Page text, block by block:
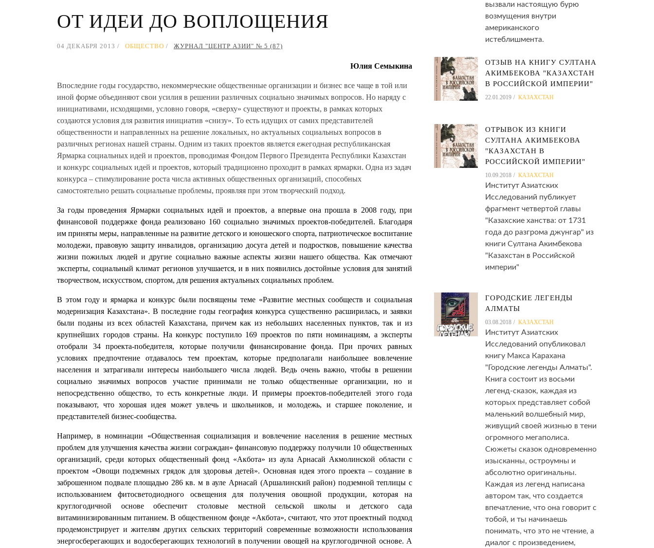
ОТ ИДЕИ ДО ВОПЛОЩЕНИЯ
04 ДЕКАБРЯ 2013 ОБЩЕСТВО ЖУРНАЛ "ЦЕНТР АЗИИ" № 5 (87)
Юлия Семыкина
Впоследние годы государство, некоммерческие общественные организации и бизнес все чаще в той или
иной форме объединяют свои усилия в решении различных социально значимых вопросов. Но наряду с
инициативами, исходящими, условно говоря, «сверху» существуют и проекты, в рамках которых
создаются условия для развития инициатив «снизу». То есть идущих от самих представителей
общественности и направленных на решение локальных, но актуальных социальных вопросов в
различных регионах нашей страны. Одним из таких проектов является ежегодная республиканская
Ярмарка социальных идей и проектов, проводимая Фондом Первого Президента Республики Казахстан
и конкурс социальных идей и проектов, который традиционно проходит в рамках ярмарки. Одна из задач
конкурса – стимулирование роста числа активных общественных организаций, способных
самостоятельно решать социальные проблемы, проявляя при этом творческий подход.
За годы проведения Ярмарки социальных идей и проектов, а впервые она прошла в 2008 году, при
финансовой поддержке фонда реализовано 160 социально значимых проектов-победителей. Благодаря
им приняты меры, направленные на развитие детского и юношеского спорта, патриотическое воспитание
молодежи, правовую защиту инвалидов, организацию досуга детей и подростков, повышение качества
жизни пожилых людей и другие социально важные аспекты жизни нашего общества. Как отмечают
эксперты, социальный климат регионов улучшается, и в них появились достойные условия для занятий
творчеством, искусством, спортом, для решения актуальных социальных проблем.
В этом году и ярмарка и конкурс были посвящены теме «Развитие местных сообществ и социальная
модернизация Казахстана». В последние годы география конкурса существенно расширилась, и заявки
были поданы из всех областей Казахстана, причем как из небольших населенных пунктов, так и из
крупнейших городов страны. На конкурс поступило 169 проектов по пяти номинациям, а эксперты
отобрали 34 проекта-победителя, которые получили финансирование фонда. При прочих равных
условиях предпочтение отдавалось тем проектам, которые предполагали наибольшее вовлечение
населения и затрагивали интересы наибольшего числа людей. Ведь очень важно, чтобы в решении
социально значимых вопросов участие принимали не только общественные организации, но и
непосредственно общество, то есть конкретные люди. И примеры проектов-победителей этого года
показывают, что хорошая идея может увлечь и школьников, и молодежь, и старшее поколение, и
представителей бизнес-сообщества.
Например, в номинации «Общественная социализация и вовлечение населения в решение местных
проблем для улучшения качества жизни сограждан» финансовую поддержку получили 10 общественных
организаций, среди которых общественный фонд «Акбота» из аула Арнасай Акмолинской области с
проектом «Овощи подземных грядок для здоровья детей». Основная идея этого проекта – создание в
заброшенном подвале площадью 286 кв. м в ауле Арнасай (Аршалинский район) подземной теплицы с
использованием фитосветодиодного освещения для получения овощной продукции, которая на
круглогодичной основе обеспечит столовые местной сельской школы и детского сада
витаминизированным питанием. В общественном фонде «Акбота», считают, что этот проектный подход
продемонстрирует и жителям других сельских территорий современные возможности использования
энергосберегающих и водосберегающих технологий в получении овощей на круглогодичной основе. А
вызвали настоящую бурю
возмущения внутри
американского
истеблишмента.
ОТЗЫВ НА КНИГУ СУЛТАНА
АКИМБЕКОВА "КАЗАХСТАН
В РОССИЙСКОЙ ИМПЕРИИ"
22.01.2019 КАЗАХСТАН
ОТРЫВОК ИЗ КНИГИ
СУЛТАНА АКИМБЕКОВА
"КАЗАХСТАН В
РОССИЙСКОЙ ИМПЕРИИ"
10.09.2018 КАЗАХСТАН
Институт Азиатских
Исследований публикует
фрагмент четвертой главы
"Казахские ханства: от 1731
года до разгрома джунгар" из
книги Султана Акимбекова
"Казахстан в Российской
империи"
ГОРОДСКИЕ ЛЕГЕНДЫ
АЛМАТЫ
03.08.2018 КАЗАХСТАН
Институт Азиатских
Исследований опубликовал
книгу Макса Карахана
"Городские легенды Алматы".
Книга состоит из восьми
легенд-сказок, каждая из
которых представляет собой
маленький волшебный мир,
живущий своей жизнью в тени
огромного мегаполиса.
Сюжеты сказок одновременно
изысканны, остроумны и
абсолютно оригинальны.
Каждая из легенд написана
автором так, что создается
впечатление, что она говорит с
тобой, и ты начинаешь
понимать, что это не чтение, а
диалог с произведением,